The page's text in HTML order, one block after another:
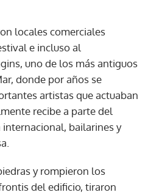
locales comerciales
e incluso al
uno de los más antiguos
donde por años se
artistas que actuaban
recibe a parte del
bailarines y
y rompieron los
del edificio, tiraron